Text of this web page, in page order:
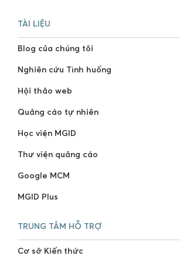
TÀI LIỆU
Blog của chúng tôi
Nghiên cứu Tình huống
Hội thảo web
Quảng cáo tự nhiên
Học viện MGID
Thư viện quảng cáo
Google MCM
MGID Plus
TRUNG TÂM HỖ TRỢ
Cơ sở Kiến thức